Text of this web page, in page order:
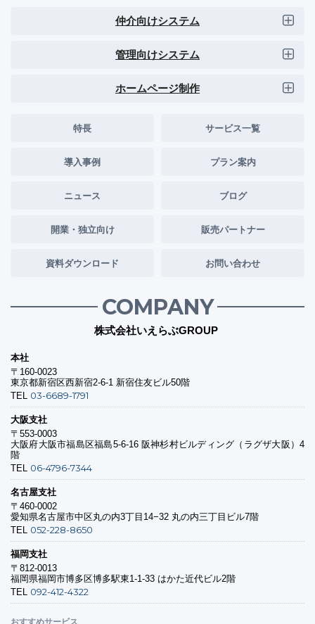
仲介向けシステム
管理向けシステム
ホームページ制作
特長 サービス一覧
導入事例 プラン案内
ニュース ブログ
開業・独立向け 販売パートナー
資料ダウンロード お問い合わせ
COMPANY
株式会社いえらぶGROUP
本社
〒160-0023
東京都新宿区西新宿2-6-1 新宿住友ビル50階
TEL 03-6689-1791
大阪支社
〒553-0003
大阪府大阪市福島区福島5-6-16 阪神杉村ビルディング（ラグザ大阪）4
階
TEL 06-4796-7344
名古屋支社
〒460-0002
愛知県名古屋市中区丸の内3丁目14−32 丸の内三丁目ビル7階
TEL 052-228-8650
福岡支社
〒812-0013
福岡県福岡市博多区博多駅東1-1-33 はかた近代ビル2階
TEL 092-412-4322
おすすめサービス